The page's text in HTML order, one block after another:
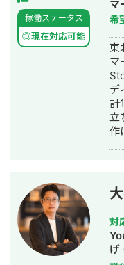
グ
相
も歓
の
ジ
後
さ
活動
め
完
います。
す
践
営
す
が
稼働ステータス
◎現在対応可能
マ
希
東
マ
デ
計
立
作
対
げ